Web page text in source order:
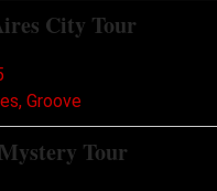
City Tour
Groove
Tour